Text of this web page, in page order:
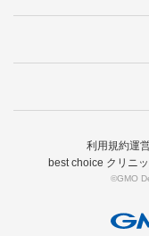
利用規約運
best choice クリニ
©GMO